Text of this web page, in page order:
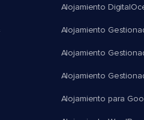
Alojamiento
Alojamiento
Alojamiento
Alojamiento
Alojamiento para